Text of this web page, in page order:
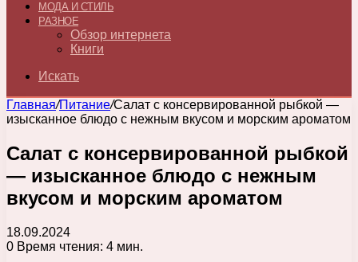
МОДА И СТИЛЬ
РАЗНОЕ
Обзор интернета
Книги
Искать
Главная/Питание/Салат с консервированной рыбкой —
изысканное блюдо с нежным вкусом и морским ароматом
Салат с консервированной рыбкой
— изысканное блюдо с нежным
вкусом и морским ароматом
18.09.2024
0 Время чтения: 4 мин.